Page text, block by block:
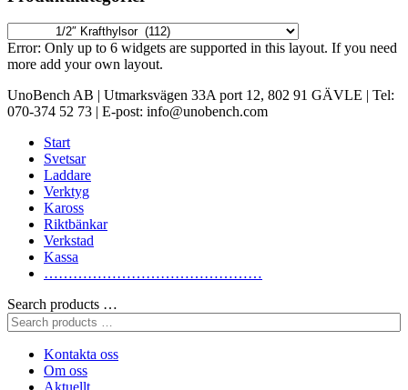
Error: Only up to 6 widgets are supported in this layout. If you need
more add your own layout.
UnoBench AB | Utmarksvägen 33A port 12, 802 91 GÄVLE | Tel:
070-374 52 73 | E-post: info@unobench.com
Start
Svetsar
Laddare
Verktyg
Kaross
Riktbänkar
Verkstad
Kassa
………………………………………
Search products …
Kontakta oss
Om oss